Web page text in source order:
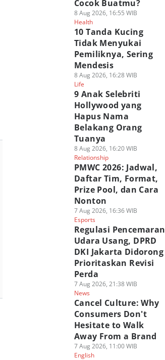
Cocok Buatmu?
8 Aug 2026, 16:55 WIB
Health
10 Tanda Kucing
Tidak Menyukai
Pemiliknya, Sering
Mendesis
8 Aug 2026, 16:28 WIB
Life
9 Anak Selebriti
Hollywood yang
Hapus Nama
Belakang Orang
Tuanya
8 Aug 2026, 16:20 WIB
Relationship
PMWC 2026: Jadwal,
Daftar Tim, Format,
Prize Pool, dan Cara
Nonton
7 Aug 2026, 16:36 WIB
Esports
Regulasi Pencemaran
Udara Usang, DPRD
DKI Jakarta Didorong
Prioritaskan Revisi
Perda
7 Aug 2026, 21:38 WIB
News
Cancel Culture: Why
Consumers Don't
Hesitate to Walk
Away From a Brand
7 Aug 2026, 11:00 WIB
English